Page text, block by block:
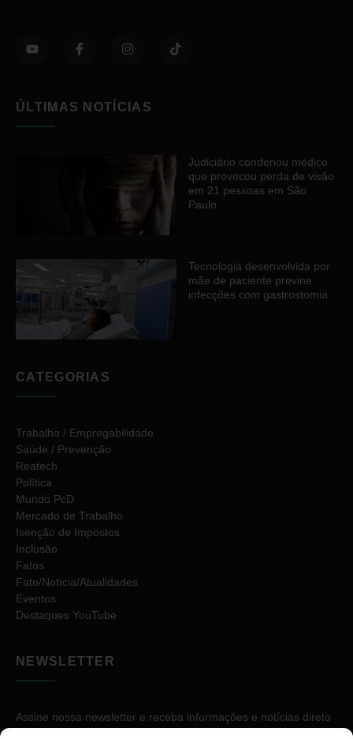
ÚLTIMAS NOTÍCIAS
Judiciário condenou médico
que provocou perda de visão
em 21 pessoas em São
Paulo
Tecnologia desenvolvida por
mãe de paciente previne
infecções com gastrostomia
CATEGORIAS
Trabalho / Empregabilidade
Saúde / Prevenção
Reatech
Política
Mundo PcD
Mercado de Trabalho
Isenção de Impostos
Inclusão
Fatos
Fato/Notícia/Atualidades
Eventos
Destaques YouTube
NEWSLETTER
Assine nossa newsletter e receba informações e notícias direto